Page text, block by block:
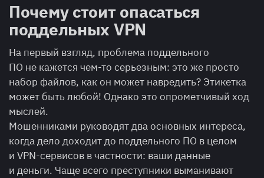
Почему стоит опасаться
поддельных VPN
На первый взгляд, проблема поддельного
ПО не кажется чем-то серьезным: это же просто
набор файлов, как он может навредить? Этикетка
может быть любой! Однако это опрометчивый ход
мыслей.
Мошенниками руководят два основных интереса,
когда дело доходит до поддельного ПО в целом
и VPN-сервисов в частности: ваши данные
и деньги. Чаще всего преступники выманивают